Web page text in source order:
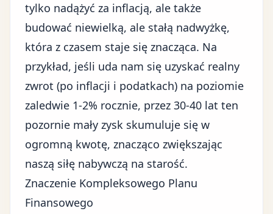
tylko nadążyć za inflacją, ale także
budować niewielką, ale stałą nadwyżkę,
która z czasem staje się znacząca. Na
przykład, jeśli uda nam się uzyskać realny
zwrot (po inflacji i podatkach) na poziomie
zaledwie 1-2% rocznie, przez 30-40 lat ten
pozornie mały zysk skumuluje się w
ogromną kwotę, znacząco zwiększając
naszą siłę nabywczą na starość.
Znaczenie Kompleksowego Planu
Finansowego